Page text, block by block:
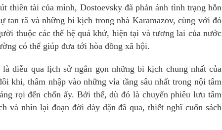
thiên tài của mình, Dostoevsky đã phản ánh tình trạng hỗn
tan rã và những bi kịch trong nhà Karamazov, cùng với đó
thuộc các thế hệ quá khứ, hiện tại và tương lai của nước
có thể giúp đưa tới hòa đồng xã hội.
diễu qua lịch sử ngắn gọn những bi kịch chung nhất của
khi, thâm nhập vào những vỉa tầng sâu nhất trong nội tâm
rọi đến chốn ấy. Bởi thế, dù đó là chuyến phiêu lưu tâm
và nhìn lại đoạn đời dày dặn đã qua, thiết nghĩ cuốn sách